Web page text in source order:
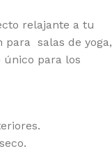
relajante a tu
para salas de yoga,
único para los